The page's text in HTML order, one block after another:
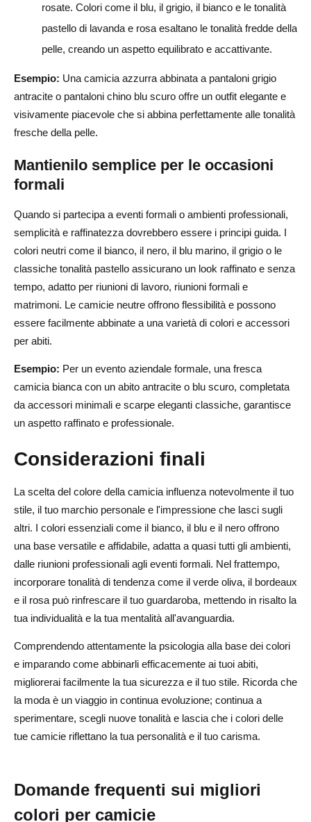
rosate. Colori come il blu, il grigio, il bianco e le tonalità
pastello di lavanda e rosa esaltano le tonalità fredde della
pelle, creando un aspetto equilibrato e accattivante.
Esempio: Una camicia azzurra abbinata a pantaloni grigio
antracite o pantaloni chino blu scuro offre un outfit elegante e
visivamente piacevole che si abbina perfettamente alle tonalità
fresche della pelle.
Mantienilo semplice per le occasioni
formali
Quando si partecipa a eventi formali o ambienti professionali,
semplicità e raffinatezza dovrebbero essere i principi guida. I
colori neutri come il bianco, il nero, il blu marino, il grigio o le
classiche tonalità pastello assicurano un look raffinato e senza
tempo, adatto per riunioni di lavoro, riunioni formali e
matrimoni. Le camicie neutre offrono flessibilità e possono
essere facilmente abbinate a una varietà di colori e accessori
per abiti.
Esempio: Per un evento aziendale formale, una fresca
camicia bianca con un abito antracite o blu scuro, completata
da accessori minimali e scarpe eleganti classiche, garantisce
un aspetto raffinato e professionale.
Considerazioni finali
La scelta del colore della camicia influenza notevolmente il tuo
stile, il tuo marchio personale e l'impressione che lasci sugli
altri. I colori essenziali come il bianco, il blu e il nero offrono
una base versatile e affidabile, adatta a quasi tutti gli ambienti,
dalle riunioni professionali agli eventi formali. Nel frattempo,
incorporare tonalità di tendenza come il verde oliva, il bordeaux
e il rosa può rinfrescare il tuo guardaroba, mettendo in risalto la
tua individualità e la tua mentalità all'avanguardia.
Comprendendo attentamente la psicologia alla base dei colori
e imparando come abbinarli efficacemente ai tuoi abiti,
migliorerai facilmente la tua sicurezza e il tuo stile. Ricorda che
la moda è un viaggio in continua evoluzione; continua a
sperimentare, scegli nuove tonalità e lascia che i colori delle
tue camicie riflettano la tua personalità e il tuo carisma.
Domande frequenti sui migliori
colori per camicie